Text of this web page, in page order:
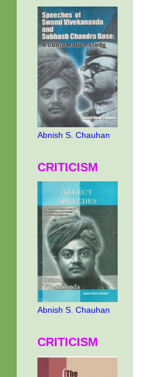
Abnish S. Chauhan
CRITICISM
Abnish S. Chauhan
CRITICISM